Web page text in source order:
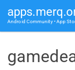
Android Community • App